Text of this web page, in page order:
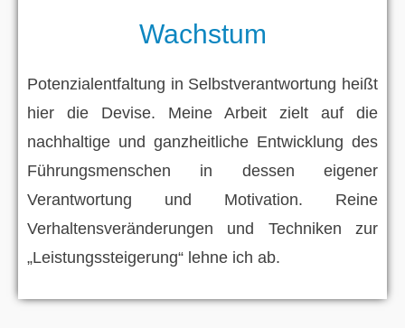
Wachstum
Potenzialentfaltung in Selbstverantwortung heißt
hier die Devise. Meine Arbeit zielt auf die
nachhaltige und ganzheitliche Entwicklung des
Führungsmenschen in dessen eigener
Verantwortung und Motivation. Reine
Verhaltensveränderungen und Techniken zur
„Leistungssteigerung“ lehne ich ab.